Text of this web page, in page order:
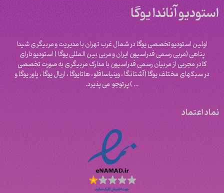
استودیو آناندا یوگا
اولین استودیو تخصصی یوگا در شمال غرب تهران با مدیریت و مربیگری شیدا
پناهی (مربی رسمی فدراسیون ایران و مربی بین المللی یوگا ) استودیو دارای
کادر مجربی از مربیان رسمی فدراسیون با مدارک مربیگری به صورت تخصصی
در سبکهای مختلف یوگا (آشتانگا ، وینیاسافلو ، هاتایوگا ، اریال یوگا ، پاور یوگا و
‌… ) پرتوجو می پذیرد.
نماد اعتماد